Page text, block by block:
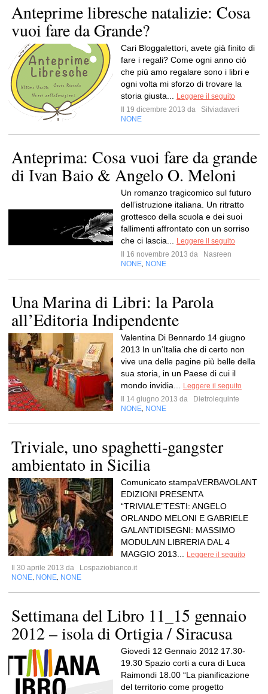
Anteprime libresche natalizie: Cosa
vuoi fare da Grande?
Cari Bloggalettori, avete già finito di
fare i regali? Come ogni anno ciò
che più amo regalare sono i libri e
ogni volta mi sforzo di trovare la
storia giusta...
Leggere il seguito
Il 19 dicembre 2013 da
Silviadaveri
NONE
Anteprima: Cosa vuoi fare da grande
di Ivan Baio & Angelo O. Meloni
Un romanzo tragicomico sul futuro
dell’istruzione italiana. Un ritratto
grottesco della scuola e dei suoi
fallimenti affrontato con un sorriso
che ci lascia...
Leggere il seguito
Il 16 novembre 2013 da
Nasreen
NONE NONE
Una Marina di Libri: la Parola
all’Editoria Indipendente
Valentina Di Bennardo 14 giugno
2013 In un’Italia che di certo non
vive una delle pagine più belle della
sua storia, in un Paese di cui il
mondo invidia...
Leggere il seguito
Il 14 giugno 2013 da
Dietrolequinte
NONE NONE
Triviale, uno spaghetti-gangster
ambientato in Sicilia
Comunicato stampaVERBAVOLANT
EDIZIONI PRESENTA
“TRIVIALE”TESTI: ANGELO
ORLANDO MELONI E GABRIELE
GALANTIDISEGNI: MASSIMO
MODULAIN LIBRERIA DAL 4
MAGGIO 2013...
Leggere il seguito
Il 30 aprile 2013 da
Lospaziobianco.it
NONE NONE NONE
Settimana del Libro 11_15 gennaio
2012 – isola di Ortigia / Siracusa
Giovedì 12 Gennaio 2012 17.30-
19.30 Spazio corti a cura di Luca
Raimondi 18.00 “La pianificazione
del territorio come progetto